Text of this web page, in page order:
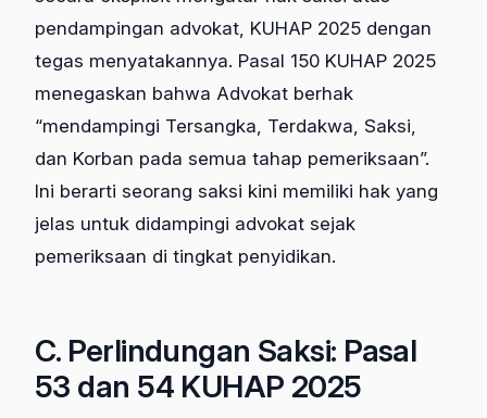
pendampingan advokat, KUHAP 2025 dengan
tegas menyatakannya. Pasal 150 KUHAP 2025
menegaskan bahwa Advokat berhak
“mendampingi Tersangka, Terdakwa, Saksi,
dan Korban pada semua tahap pemeriksaan”.
Ini berarti seorang saksi kini memiliki hak yang
jelas untuk didampingi advokat sejak
pemeriksaan di tingkat penyidikan.
C. Perlindungan Saksi: Pasal
53 dan 54 KUHAP 2025